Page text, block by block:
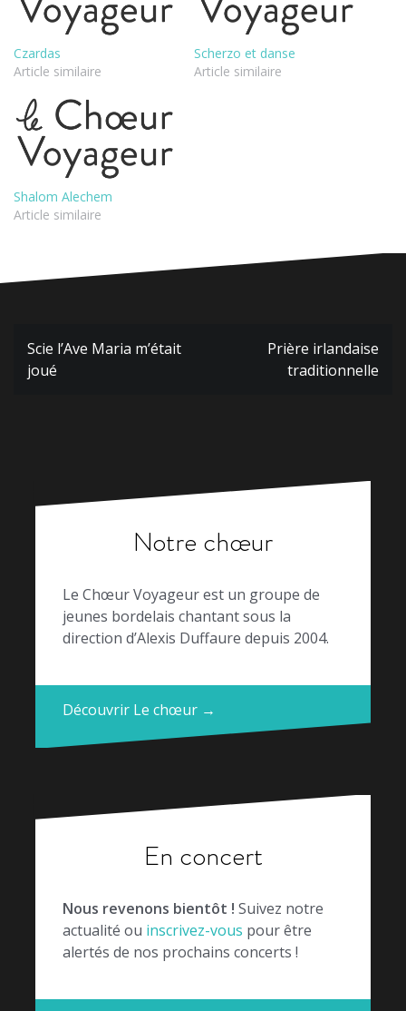
Czardas
Article similaire
Scherzo et danse
Article similaire
Shalom Alechem
Article similaire
Navigation
de
Scie l’Ave Maria m’était
joué
Prière irlandaise
traditionnelle
Notre chœur
Le Chœur Voyageur est un groupe de
jeunes bordelais chantant sous la
direction d’Alexis Duffaure depuis 2004.
Découvrir Le chœur →
En concert
Nous revenons bientôt ! Suivez notre
actualité ou inscrivez-vous pour être
alertés de nos prochains concerts !